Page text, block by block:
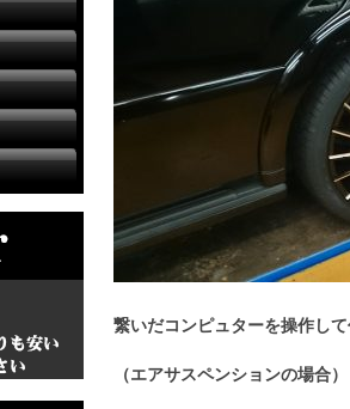
繋いだコンピュターを操作し
（エアサスペンションの場合）